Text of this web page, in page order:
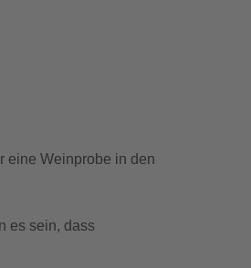
eine Weinprobe in den
es sein, dass